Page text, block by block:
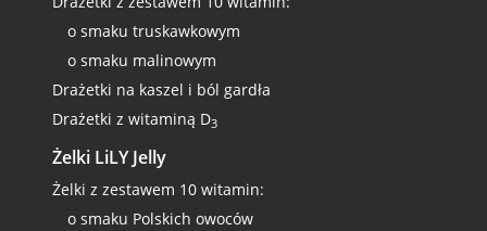
o smaku truskawkowym
o smaku malinowym
Drażetki na kaszel i ból gardła
Drażetki z witaminą D3
Żelki LiLY Jelly
Żelki z zestawem 10 witamin:
o smaku Polskich owoców